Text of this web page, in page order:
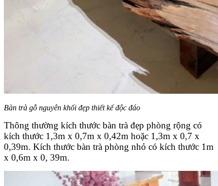
Bàn trà gỗ nguyên khối đẹp thiết kế độc đáo
Thông thường kích thước bàn trà đẹp phòng rộng có
kích thước 1,3m x 0,7m x 0,42m hoặc 1,3m x 0,7 x
0,39m. Kích thước bàn trà phòng nhỏ có kích thước 1m
x 0,6m x 0, 39m.